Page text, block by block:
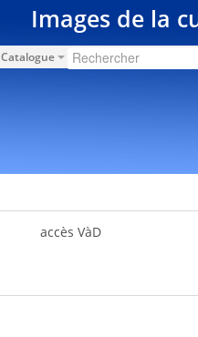
Images de la
Catalogue
accès VàD